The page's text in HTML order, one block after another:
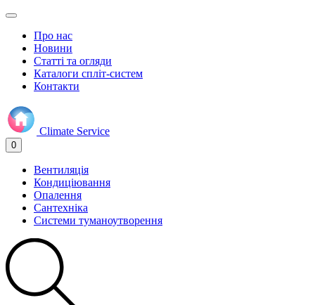
Про нас
Новини
Статті та огляди
Каталоги спліт-систем
Контакти
Climate Service
0
Вентиляція
Кондиціювання
Опалення
Сантехніка
Системи туманоутворення